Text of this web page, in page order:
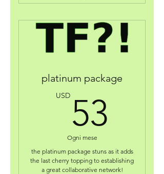
coaching discount w/broadway
actress/producer jnycoleralp
coaching consultations with
business deals from other
brands like "craftworkstudio"
(pa)
receive 90% on our
contest/grant application fee.
acess to your very own online
wallet.
platinum package
USD 53
Ogni mese
the platinum package stuns as it adds
the last cherry topping to establishing
a great collaborative network!